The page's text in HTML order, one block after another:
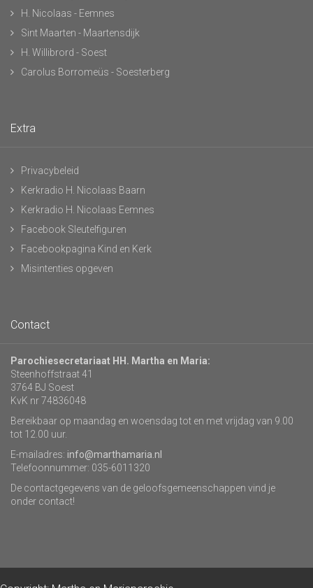
H. Nicolaas - Eemnes
Sint Maarten - Maartensdijk
H. Willibrord - Soest
Carolus Borromeüs - Soesterberg
Extra
Privacybeleid
Kerkradio H. Nicolaas Baarn
Kerkradio H. Nicolaas Eemnes
Facebook Sleutelfiguren
Facebookpagina Kind en Kerk
Misintenties opgeven
Contact
Parochiesecretariaat HH. Martha en Maria:
Steenhoffstraat 41
3764 BJ Soest
KvK nr 74836048
Bereikbaar op maandag en woensdag tot en met vrijdag van 9.00
tot 12.00 uur.
E-mailadres: info@marthamaria.nl
Telefoonnummer: 035-6011320
De contactgegevens van de geloofsgemeenschappen vind je
onder contact!